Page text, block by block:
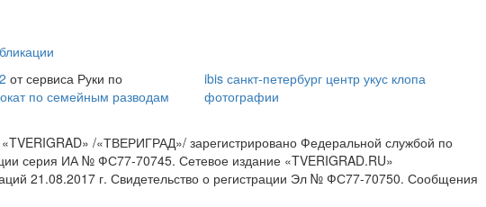
от сервиса Руки по
по семейным разводам
ibis санкт-петербург центр укус клопа
фотографии
/«ТВЕРИГРАД»/ зарегистрировано Федеральной службой по
серия ИА № ФС77-70745. Сетевое издание «TVERIGRAD.RU»
21.08.2017 г. Свидетельство о регистрации Эл № ФС77-70750. Сообщения